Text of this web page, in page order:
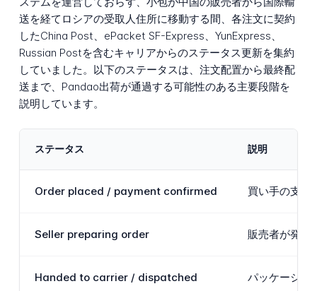
送を経てロシアの受取人住所に移動する間、各注文に契約
したChina Post、ePacket SF-Express、YunExpress、
Russian Postを含むキャリアからのステータス更新を集約
していました。以下のステータスは、注文配置から最終配
送まで、Pandao出荷が通過する可能性のある主要段階を
説明しています。
ステータス 説明
Order placed / payment confirmed 買い手の支払
Seller preparing order 販売者が発送
Handed to carrier / dispatched パッケージが